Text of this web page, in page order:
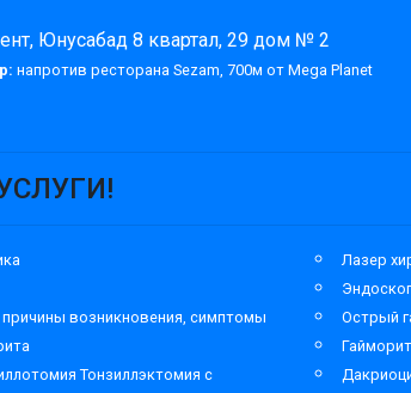
Юнусабад 8 квартал, 29 дом № 2
напротив ресторана Sezam, 700м от Mega Planet
Лазер
причины возникновения, симптомы
Острый
Тонзиллэктомия с